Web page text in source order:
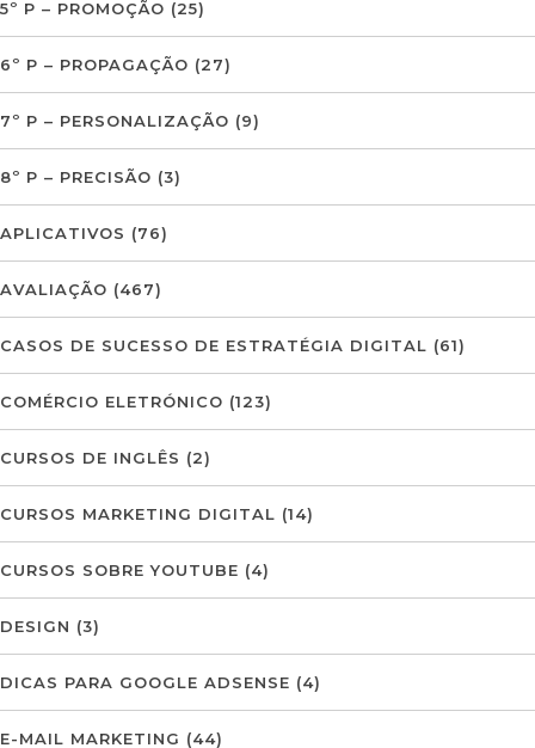
5º P – PROMOÇÃO (25)
6º P – PROPAGAÇÃO (27)
7º P – PERSONALIZAÇÃO (9)
8º P – PRECISÃO (3)
APLICATIVOS (76)
AVALIAÇÃO (467)
CASOS DE SUCESSO DE ESTRATÉGIA DIGITAL (61)
COMÉRCIO ELETRÓNICO (123)
CURSOS DE INGLÊS (2)
CURSOS MARKETING DIGITAL (14)
CURSOS SOBRE YOUTUBE (4)
DESIGN (3)
DICAS PARA GOOGLE ADSENSE (4)
E-MAIL MARKETING (44)